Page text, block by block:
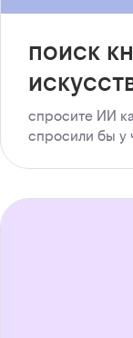
поиск
спросите ИИ
спросили бы у